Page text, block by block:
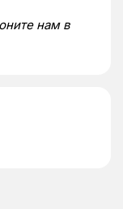
нам в